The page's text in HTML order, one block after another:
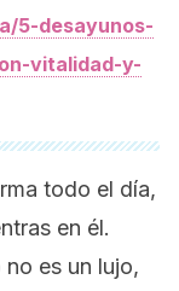
5-desayunos-
vitalidad-y-
todo el día,
en él.
es un lujo,